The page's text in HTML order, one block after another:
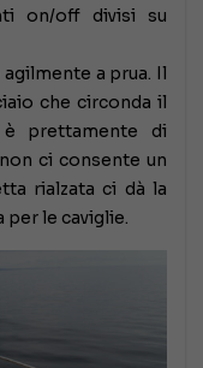
on/off divisi su
a prua. Il
che circonda il
è prettamente di
ci consente un
rialzata ci dà la
per le caviglie.